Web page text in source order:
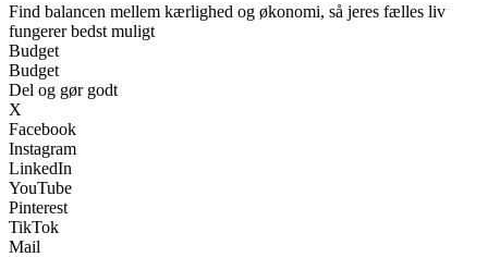
Find balancen mellem kærlighed og økonomi, så jeres fælles liv
fungerer bedst muligt
Budget
Budget
Del og gør godt
X
Facebook
Instagram
LinkedIn
YouTube
Pinterest
TikTok
Mail